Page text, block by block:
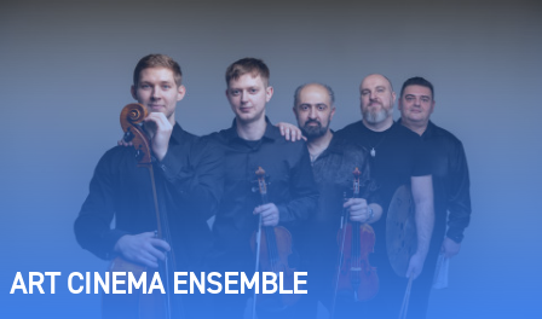
ART CINEMA ENSEMBLE